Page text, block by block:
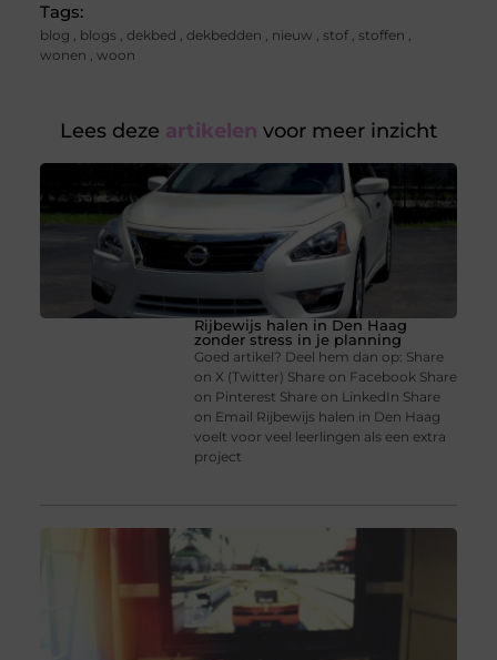
Tags:
blog , blogs, dekbed , dekbedden , nieuw , stof, stoffen ,
wonen , woon
Lees deze artikelen voor meer inzicht
Rijbewijs halen in Den Haag
zonder stress in je planning
Goed artikel? Deel hem dan op: Share
on X (Twitter) Share on Facebook Share
on Pinterest Share on LinkedIn Share
on Email Rijbewijs halen in Den Haag
voelt voor veel leerlingen als een extra
project